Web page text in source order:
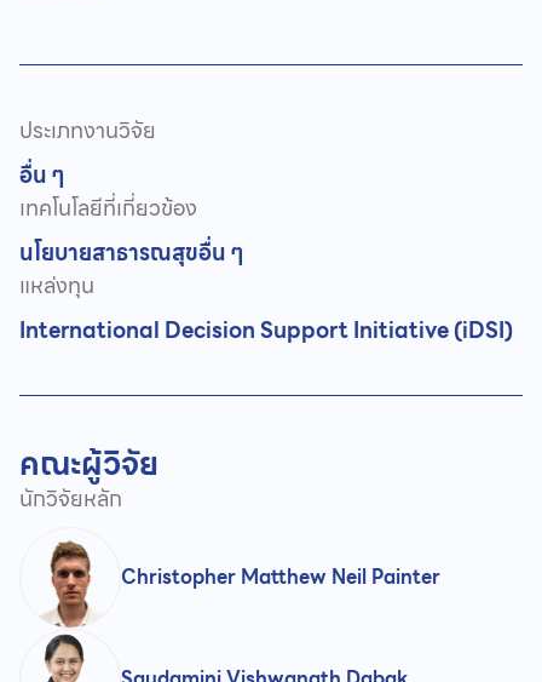
ประเภทงานวิจัย
อื่น ๆ
เทคโนโลยีที่เกี่ยวข้อง
นโยบายสาธารณสุขอื่น ๆ
แหล่งทุน
International Decision Support Initiative (iDSI)
คณะผู้วิจัย
นักวิจัยหลัก
Christopher Matthew Neil Painter